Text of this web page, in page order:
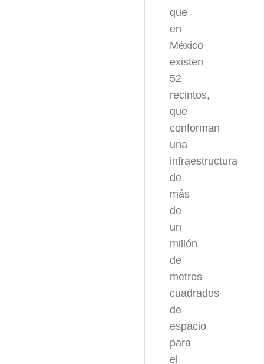
que
en
México
existen
52
recintos,
que
conforman
una
infraestructura
de
más
de
un
millón
de
metros
cuadrados
de
espacio
para
el